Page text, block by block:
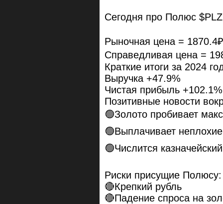
Сегодня про Полюс
Рыночная цена = 1870.4₽
Справедливая цена =
Краткие итоги за 2024
Выручка +47.9%
Чистая прибыль +102.1%
Позитивные новости
🟢Золото пробивает
🟢Выплачивает
🟢Числится
Риски присущие Полюсу:
🔴Крепкий рубль
🔴Падение спроса на